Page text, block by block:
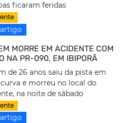
ficaram feridas
MORRE EM ACIDENTE COM
NA PR-090, EM IBIPORÃ
de 26 anos saiu da pista em
e morreu no local do
na noite de sábado